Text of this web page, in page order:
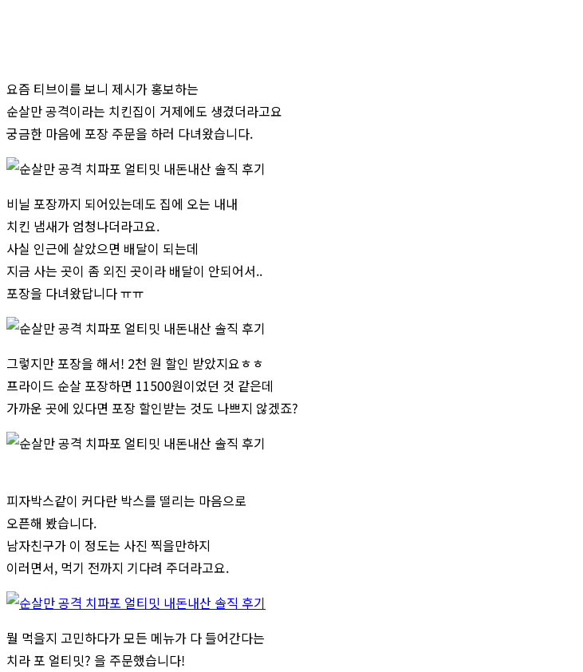
요즘 티브이를 보니 제시가 홍보하는
순살만 공격이라는 치킨집이 거제에도 생겼더라고요
궁금한 마음에 포장 주문을 하러 다녀왔습니다.
비닐 포장까지 되어있는데도 집에 오는 내내
치킨 냄새가 엄청나더라고요.
사실 인근에 살았으면 배달이 되는데
지금 사는 곳이 좀 외진 곳이라 배달이 안되어서..
포장을 다녀왔답니다 ㅠㅠ
그렇지만 포장을 해서! 2천 원 할인 받았지요ㅎㅎ
프라이드 순살 포장하면 11500원이었던 것 같은데
가까운 곳에 있다면 포장 할인받는 것도 나쁘지 않겠죠?
피자박스같이 커다란 박스를 떨리는 마음으로
오픈해 봤습니다.
남자친구가 이 정도는 사진 찍을만하지
이러면서, 먹기 전까지 기다려 주더라고요.
뭘 먹을지 고민하다가 모든 메뉴가 다 들어간다는
치라 포 얼티밋? 을 주문했습니다!